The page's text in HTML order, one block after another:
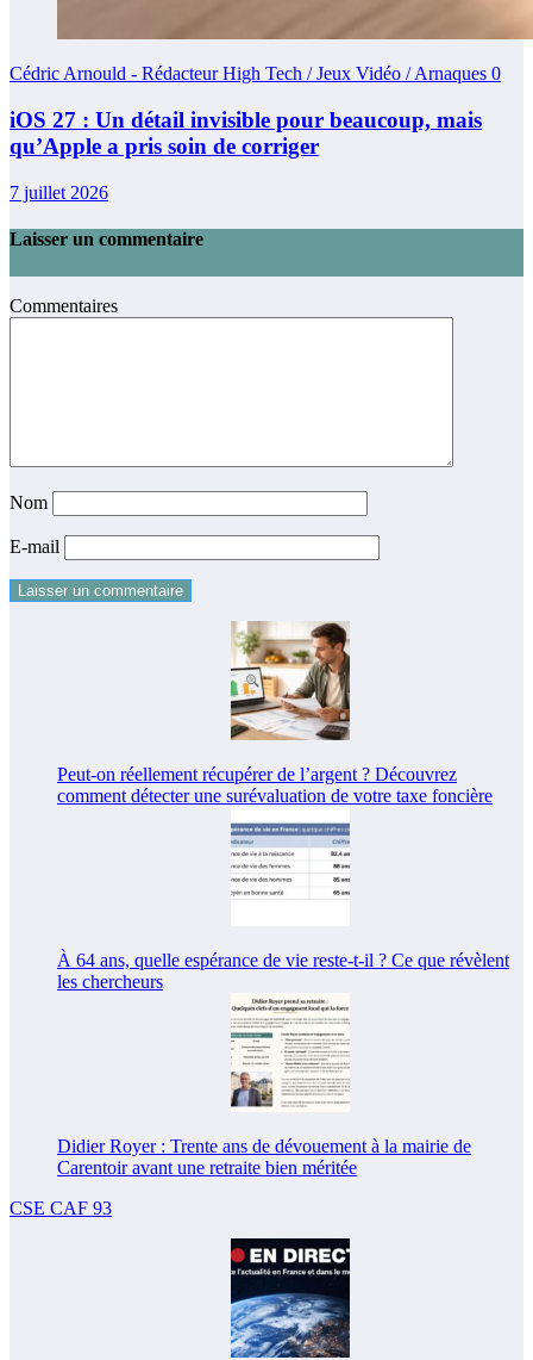
Cédric Arnould - Rédacteur High Tech / Jeux Vidéo / Arnaques 0
iOS 27 : Un détail invisible pour beaucoup, mais
qu’Apple a pris soin de corriger
7 juillet 2026
Laisser un commentaire
Commentaires
Nom
E-mail
Peut-on réellement récupérer de l’argent ? Découvrez
comment détecter une surévaluation de votre taxe foncière
À 64 ans, quelle espérance de vie reste-t-il ? Ce que révèlent
les chercheurs
Didier Royer : Trente ans de dévouement à la mairie de
Carentoir avant une retraite bien méritée
CSE CAF 93